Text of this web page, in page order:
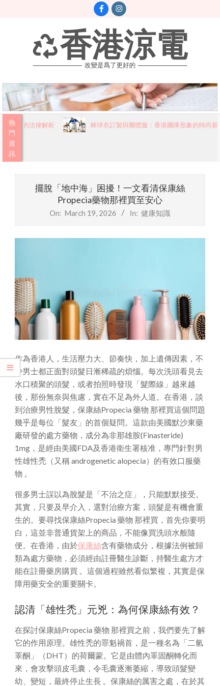
香港涼電
改變是爲了更好的
Primary
Navigation
Menu
熱
門
資
訊
讀的法律解析 棒球衣訂製與團體服：香港團隊形象的時尚新篇
擺脫「地中海」困擾！一文看清保康絲
Propecia藥物那裡買至安心
On: March 19, 2026 In: 健康知識
作為香港人，生活壓力大、節奏快，加上遺傳因素，不
少男士都正面對頭髮日漸稀疏的煩惱。每次洗頭看見去
水口積聚的頭髮，或者拍照時發現「髮際線」越來越
後，那份無奈與焦慮，實在不足為外人道。在香港，談
到治療男性脫髮，保康絲Propecia 藥物 那裡買這個問題
幾乎是每位「髮友」的首個疑問。這款由美國默沙東藥
廠研發的處方藥物，成分為非那雄胺(Finasteride)
1mg，是經由美國FDA及香港衛生署核准，專門針對男
性雄性禿（又稱 androgenetic alopecia）的有效口服藥
物 。
很多男士誤以為脫髮是「不治之症」，只能默默接受。
其實，只要及早介入，選對治療方案，頭髮是有機會重
生的。要尋找保康絲Propecia 藥物 那裡買，首先你要明
白，這並非普通貨架上的商品，不能像買洗頭水般隨
便。在香港，由於保康絲含有藥物成分，根據法例被歸
類為處方藥物，必須經由註冊醫生診斷，持醫生處方才
能在註冊藥房購買 。這個過程雖然看似繁複，其實是保
障用藥安全的重要關卡。
認清「雄性禿」元兇：為何保康絲有效？
在探討保康絲Propecia 藥物 那裡買之前，我們要先了解
它的作用原理。雄性禿的罪魁禍首，是一種名為「二氫
睪酮」（DHT）的荷爾蒙。它是由體內睪固酮轉化而
來，會攻擊頭皮毛囊，令毛囊逐漸萎縮，導致頭髮變
幼、變短，最終停止生長 。保康絲的厲害之處，在於其